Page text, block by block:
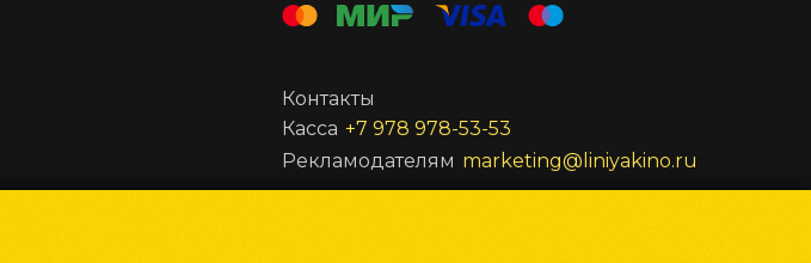
Контакты
Касса +7 978 978-53-53
Рекламодателям marketing@liniyakino.ru